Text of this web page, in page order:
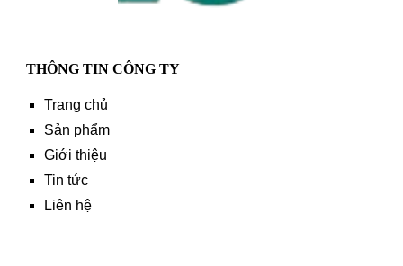
THÔNG TIN CÔNG TY
Trang chủ
Sản phẩm
Giới thiệu
Tin tức
Liên hệ